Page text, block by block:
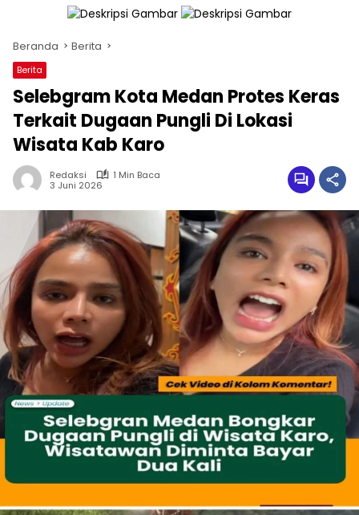
Beranda Berita
Berita
Selebgram Kota Medan Protes Keras
Terkait Dugaan Pungli Di Lokasi
Wisata Kab Karo
Redaksi
1 Min Baca
3 Juni 2026